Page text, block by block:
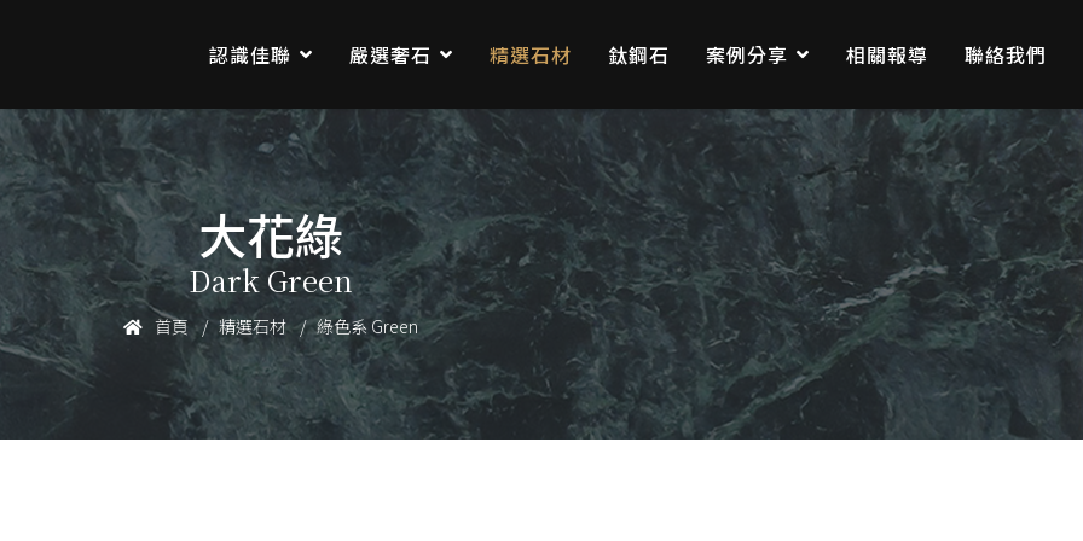
認識佳聯 嚴選奢石 精選石材 鈦鋼石 案例分享 相關報導 聯絡我們
大花綠
Dark Green
首頁 精選石材 綠色系 Green